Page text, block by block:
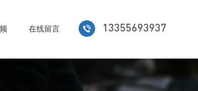
13355693937
在线留言